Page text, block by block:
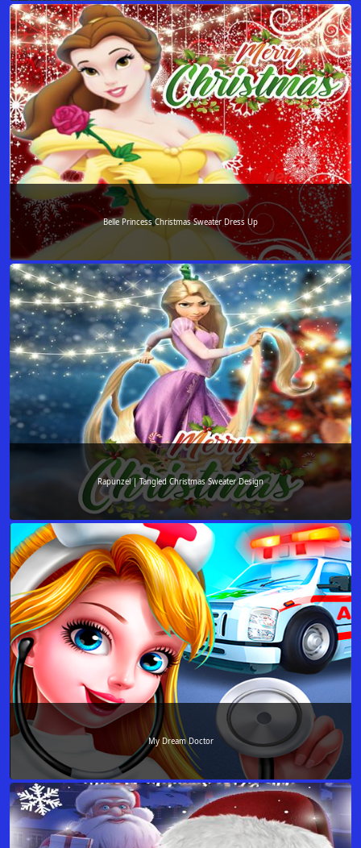
Belle Princess Christmas Sweater Dress Up
Rapunzel | Tangled Christmas Sweater Design
My Dream Doctor